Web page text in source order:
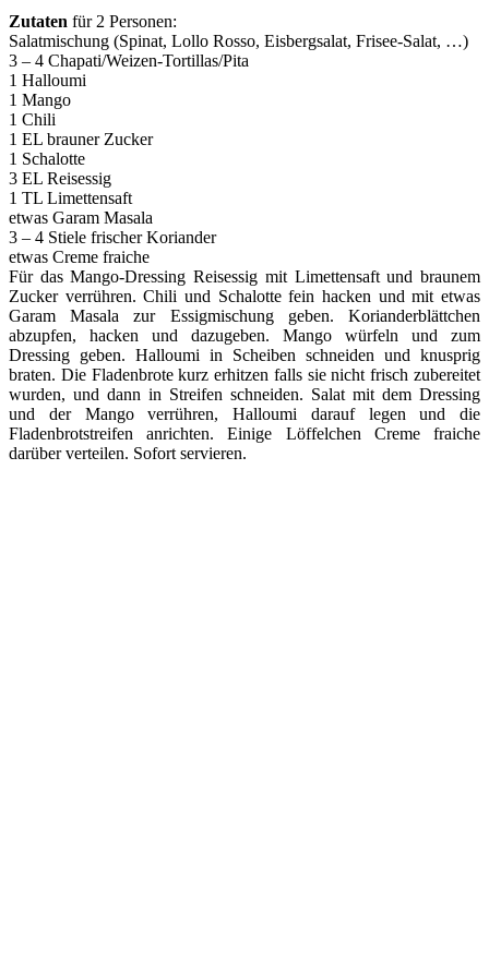
Zutaten für 2 Personen:
Salatmischung (Spinat, Lollo Rosso, Eisbergsalat, Frisee-Salat, …)
3 – 4 Chapati/Weizen-Tortillas/Pita
1 Halloumi
1 Mango
1 Chili
1 EL brauner Zucker
1 Schalotte
3 EL Reisessig
1 TL Limettensaft
etwas Garam Masala
3 – 4 Stiele frischer Koriander
etwas Creme fraiche
Für das Mango-Dressing Reisessig mit Limettensaft und braunem
Zucker verrühren. Chili und Schalotte fein hacken und mit etwas
Garam Masala zur Essigmischung geben. Korianderblättchen
abzupfen, hacken und dazugeben. Mango würfeln und zum
Dressing geben. Halloumi in Scheiben schneiden und knusprig
braten. Die Fladenbrote kurz erhitzen falls sie nicht frisch zubereitet
wurden, und dann in Streifen schneiden. Salat mit dem Dressing
und der Mango verrühren, Halloumi darauf legen und die
Fladenbrotstreifen anrichten. Einige Löffelchen Creme fraiche
darüber verteilen. Sofort servieren.